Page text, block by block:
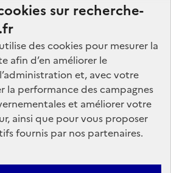
sur recherche-
des cookies pour mesurer la
afin d’en améliorer le
et, avec votre
la performance des campagnes
et améliorer votre
ainsi que pour vous proposer
fournis par nos partenaires.